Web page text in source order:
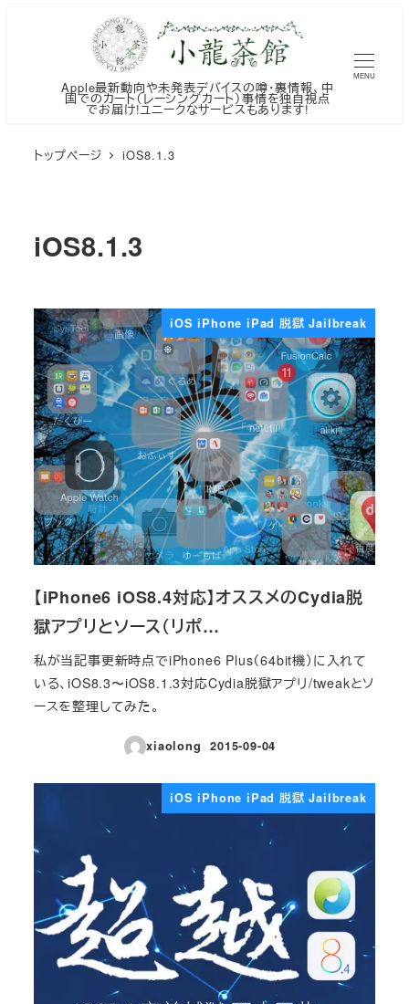
Apple最新動向や未発表デバイスの噂・裏情報、中
国でのカート（レーシングカート）事情を独自視点
でお届け!ユニークなサービスもあります!
MENU
トップページ iOS8.1.3
iOS8.1.3
iOS iPhone iPad 脱獄 Jailbreak
【iPhone6 iOS8.4対応】オススメのCydia脱
獄アプリとソース（リポ…
私が当記事更新時点でiPhone6 Plus（64bit機）に入れて
いる、iOS8.3〜iOS8.1.3対応Cydia脱獄アプリ/tweakとソ
ースを整理してみた。
xiaolong
投稿日
2015-09-04
iOS iPhone iPad 脱獄 Jailbreak